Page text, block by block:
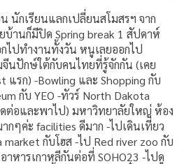
นักเรียนแลกเปลี่ยน​สโมสร​ฯ จาก
บ้านก็มีปิด Spring break 1 สัปดาห์
ไปทำงานทั้งวัน หนูเลยออกไป
นปักษ์ใต้กับคนไทยที่รู้จักกัน (เคย
รก) -Bowling และ Shopping กับ
กับ YEO -ทัวร์ North Dakota
ต่อและพาไป) มหาวิทยาลัยใหญ่ ห้อง
กๆค่ะ facilities ดีมาก -ไปเดินเที่ยว
กับโฮส -ไป Red river zoo กับ
หารเกาหลีกันต่อที่ SOHO23 -ไปดู